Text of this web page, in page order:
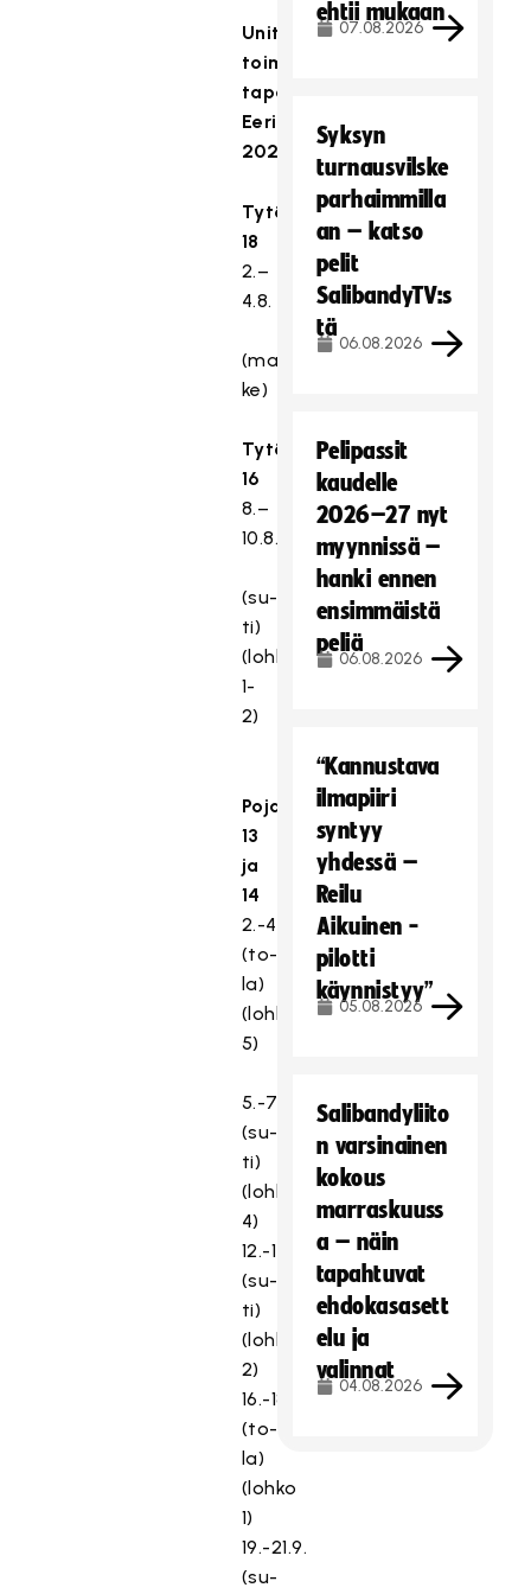
United-
toiminnan
tapahtumat
Eerikkilässä
2021
Tytöt
18
2.–
4.8.
(ma-
ke)
Tytöt
16
8.–
10.8.
(su-
ti)
(lohkot
1-
2)
Pojat
13
ja
14
2.-4.9.
(to-
la)
(lohko
5)
5.-7.9.
(su-
ti)
(lohko
4)
12.-14.9.
(su-
ti)
(lohko
2)
16.-18.9.
(to-
la)
(lohko
1)
19.-21.9.
(su-
ehtii mukaan
07.08.2026
Syksyn
turnausvilske
parhaimmilla
an – katso
pelit
SalibandyTV:s
tä
06.08.2026
Pelipassit
kaudelle
2026–27 nyt
myynnissä –
hanki ennen
ensimmäistä
peliä
06.08.2026
“Kannustava
ilmapiiri
syntyy
yhdessä –
Reilu
Aikuinen -
pilotti
käynnistyy”
05.08.2026
Salibandyliito
n varsinainen
kokous
marraskuuss
a – näin
tapahtuvat
ehdokasasett
elu ja
valinnat
04.08.2026